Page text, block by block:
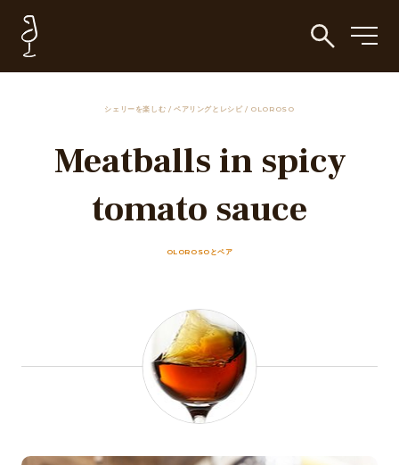
シェリーを楽しむ /ペアリングとレシピ/ OLOROSO
Meatballs in spicy
tomato sauce
OLOROSOとペア